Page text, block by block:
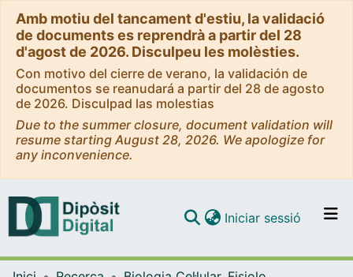
Amb motiu del tancament d'estiu, la validació
de documents es reprendrà a partir del 28
d'agost de 2026. Disculpeu les molèsties.
Con motivo del cierre de verano, la validación de
documentos se reanudará a partir del 28 de agosto
de 2026. Disculpad las molestias
Due to the summer closure, document validation will
resume starting August 28, 2026. We apologize for
any inconvenience.
Iniciar sessió (current)